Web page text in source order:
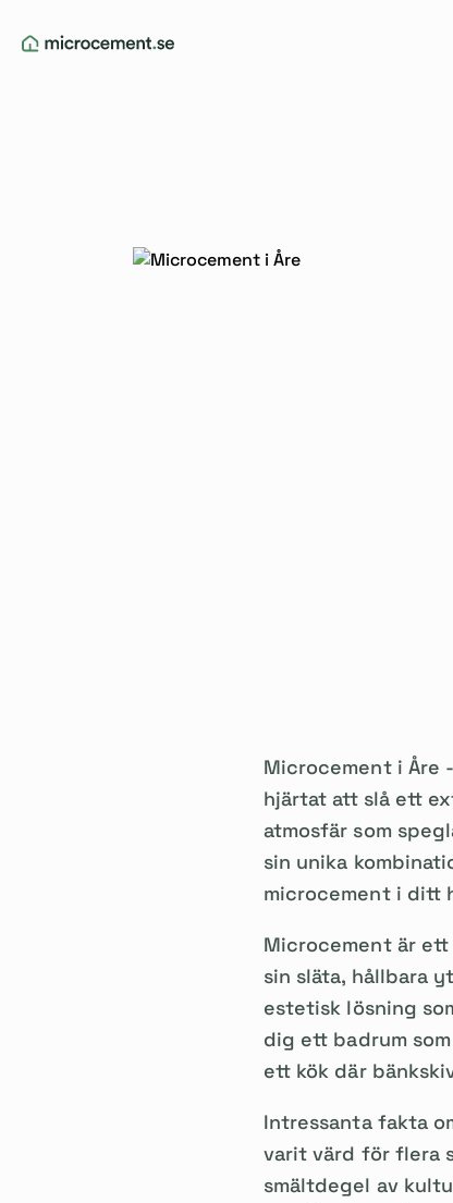
Microcement i Åre
hjärtat att slå ett
atmosfär som
sin unika
microcement i ditt
Microcement är
sin släta, hållbara
estetisk lösning
dig ett badrum
ett kök där
Intressanta fakta
varit värd för flera
smältdegel av